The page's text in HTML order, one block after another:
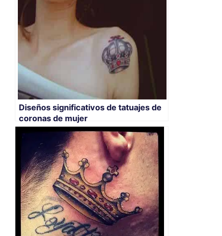
Diseños significativos de tatuajes de
coronas de mujer